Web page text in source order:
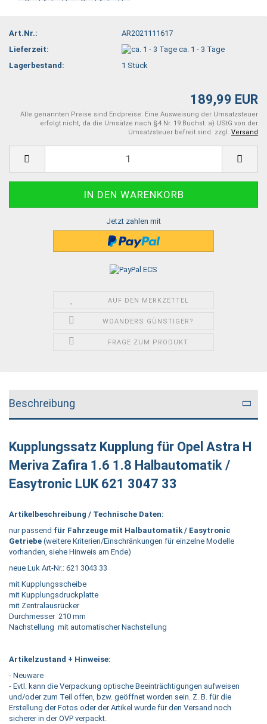
Art.Nr.:
AR2021111617
Lieferzeit:
ca. 1 - 3 Tage
Lagerbestand:
1 Stück
189,99 EUR
Alle genannten Preise sind Endpreise. Eine Ausweisung der Umsatzsteuer
erfolgt nicht, da die Umsätze nach §4 Nr. 19 Buchst. a) UStG von der
Umsatzsteuer befreit sind. zzgl. Versand
Jetzt zahlen mit
AUF DEN MERKZETTEL
WOANDERS GÜNSTIGER?
FRAGE ZUM PRODUKT
Beschreibung
Kupplungssatz Kupplung für Opel Astra H
Meriva Zafira 1.6 1.8 Halbautomatik /
Easytronic LUK 621 3047 33
Artikelbeschreibung / Technische Daten:
nur passend für Fahrzeuge mit Halbautomatik / Easytronic
Getriebe (weitere Kriterien/Einschränkungen für einzelne Modelle
vorhanden, siehe Hinweis am Ende)
neue Luk Art-Nr.: 621 3043 33
mit Kupplungsscheibe
mit Kupplungsdruckplatte
mit Zentralausrücker
Durchmesser 210 mm
Nachstellung mit automatischer Nachstellung
Artikelzustand + Hinweise:
- Neuware
- Evtl. kann die Verpackung optische Beeinträchtigungen aufweisen
und/oder zum Teil offen, bzw. geöffnet worden sein. Z. B. für die
Erstellung der Fotos oder der Artikel wurde für den Versand noch
sicherer in der OVP verpackt.